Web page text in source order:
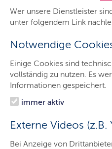
Wer unsere Dienstleister
unter folgendem Link
Notwendige
Einige Cookies sind
vollständig zu nutzen. Es
Informationen gespeichert.
immer aktiv
Externe Videos
Bei Anzeige von
Start
Minister
Ministerium
Themen
Presse
Service